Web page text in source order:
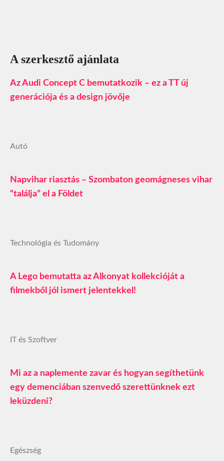
A szerkesztő ajánlata
Az Audi Concept C bemutatkozik – ez a TT új
generációja és a design jövője
Autó
Napvihar riasztás – Szombaton geomágneses vihar
“találja” el a Földet
Technológia és Tudomány
A Lego bemutatta az Alkonyat kollekcióját a
filmekből jól ismert jelentekkel!
IT és Szoftver
Mi az a naplemente zavar és hogyan segíthetünk
egy demenciában szenvedő szerettünknek ezt
leküzdeni?
Egészség